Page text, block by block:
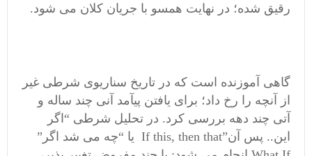
رقیق شده؛ در نهایت همسو با جریان کلان می شود.
گاهی آموزنده است که در تاریخ سناریوی شرطی غیر
از آنچه را رخ داد؛ برای یافتن پیآمد آنی چند ساله و
آتی چند دهه بررسی کرد. در تحلیل شرطی “اگر
این.. پس آن”If this, then that یا “چه می شد اگر”